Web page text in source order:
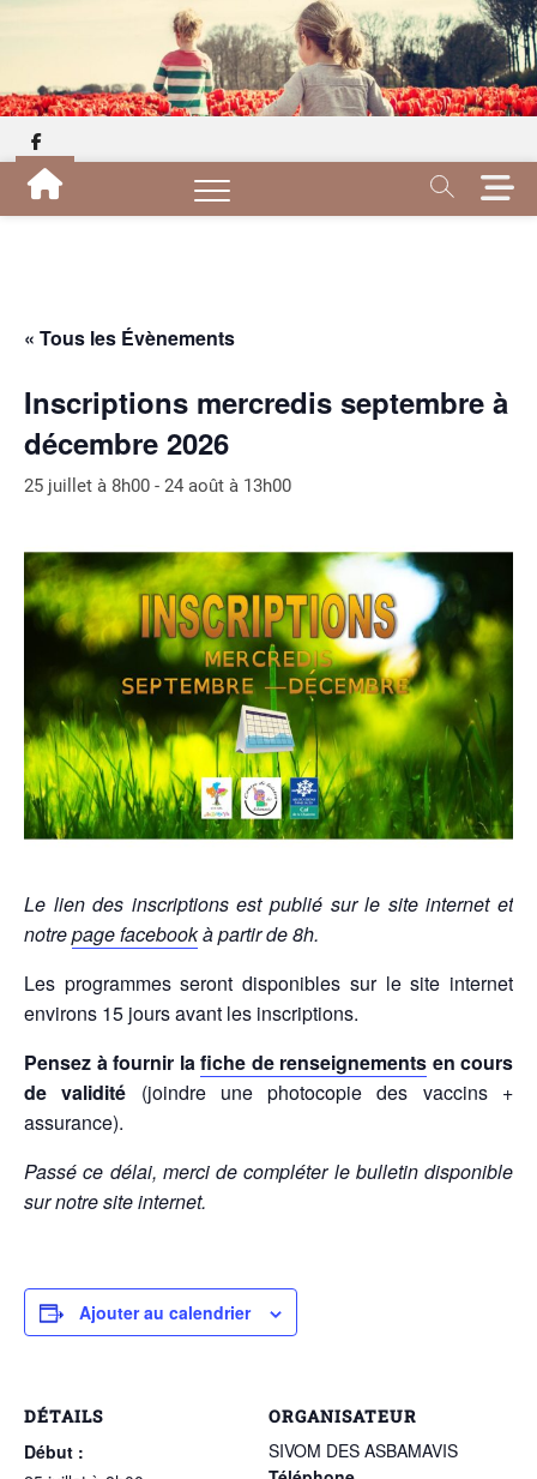
facebook
M
e
n
« Tous les Évènements
Inscriptions mercredis septembre à
décembre 2026
25 juillet à 8h00 - 24 août à 13h00
Le lien des inscriptions est publié sur le site internet et
notrepage facebookà partir de 8h.
Les programmes seront disponibles sur le site internet
environs 15 jours avant les inscriptions.
Pensez à fournir lafiche de renseignements en cours
de validité (joindre une photocopie des vaccins +
assurance).
Passé ce délai, merci de compléter le bulletin disponible
sur notre site internet.
Ajouter au calendrier
DÉTAILS
Début :
ORGANISATEUR
SIVOM DES ASBAMAVIS